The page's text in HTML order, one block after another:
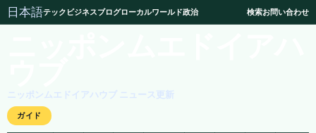
日本語テック ビジネスブログローカルワールド政治 検索お問い合わせ
ニッポンムエドイアハウブ ニュース更新
ガイド